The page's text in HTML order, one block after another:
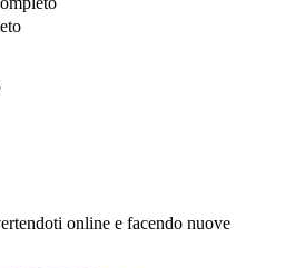
online e facendo nuove